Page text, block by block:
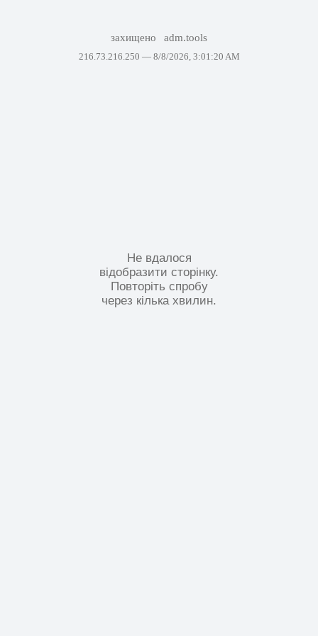
захищено adm.tools
216.73.216.250 — 8/8/2026, 3:01:20 AM
Не вдалося
відобразити сторінку.
Повторіть спробу
через кілька хвилин.